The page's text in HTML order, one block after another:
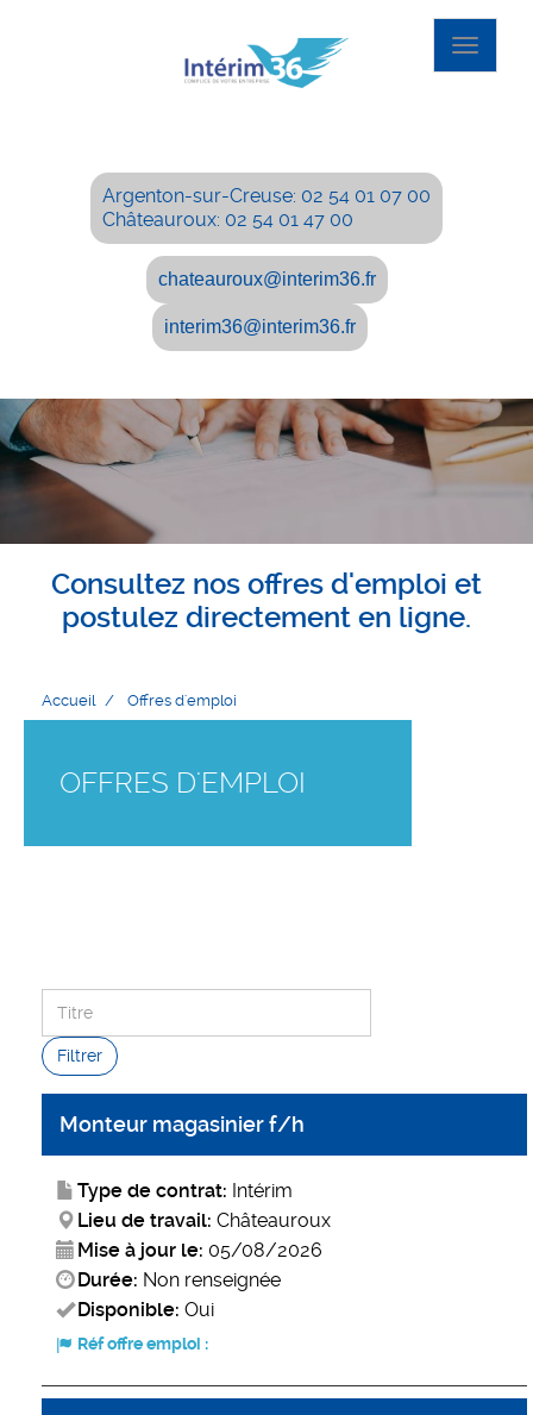
Argenton-sur-Creuse: 02 54 01 07 00
Châteauroux: 02 54 01 47 00
chateauroux@interim36.fr
interim36@interim36.fr
Toggle
Consultez nos offres d'emploi et
postulez directement en ligne.
Accueil Offres d'emploi
OFFRES D'EMPLOI
Filtrer
Monteur magasinier f/h
Type de contrat: Intérim
Lieu de travail: Châteauroux
Mise à jour le: 05/08/2026
Durée: Non renseignée
Disponible: Oui
Réf offre emploi :